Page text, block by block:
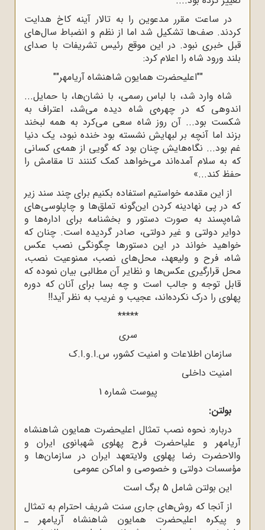
در ساعت مقرر مدعوین را به تالار آینه کاخ هدایت
کردند. صف‌ها تشکیل شد اما از نظم و انضباط سال‌های
قبل خبری نبود. در این موقع رئیس تشریفات با صدای
بلند ورود شاه را اعلام کرد:
""اعلیحضرت همایون شاهنشاه آریامهر""
شاه وارد شد، با لباس رسمی، با نشان‌ها، با حمایل...
اندوهی که در چهره‌ی شاه دیده می‌شد، اعتراف به
شکست بود... آن روز شاه سعی می‌کرد به همه لبخند
بزند اما آنچه بر لبهایش نشسته بود خنده نبود، یک دنیا
غم بود... نگاه‌هایش چنان بود که گویی از همه‌ی کسانی
که به سلام آمده‌اند می‌خواهد کمک کننند تا مقامش را
حفظ کند...»
از این مقدمه خواستیم استفاده بکنیم برای چند سند زیر
که در پی نهادینه کردن این‌گونه تملق‌ها و چاپلوسی‌های
شاه‌پسند به صورت دستور و بخشنامه برای اداره‌ها و
دوایر دولتی و غیر دولتی، صادر گردیده است. چنان که
خواهید خواند در این دستورها چگونگی نصب عکس
شاه، فرح و ولیعهد، محل‌های نصب، ممنوعیت نصب،
محل قرارگیری عکس‌ها و نظایر آن مطالبی بیان نموده که
قابل توجه و جالب است و چه بسا برای آنان که دوره
پهلوی را درک نکرده‌اند، عجیب و غریب به نظر آید!!
*****
سری
سازمان اطلاعات و امنیت کشور، س.ا.و.ا.ک
امنیت داخلی
پیوست شماره 1
بولتن:
درباره: نحوه نصب تمثال اعلیحضرت همایون شاهنشاه
آریامهر و علیاحضرت فرح پهلوی شهبانوی ایران و
والاحضرت رضا پهلوی ولایتعهد ایران در سازمان‌ها و
مؤسسات دولتی و خصوصی و اماکن عمومی
این بولتن شامل 5 برگ است
از آنجا که روش‌های جاری سنت شریف احترام به تمثال
و پیکره اعلیحضرت همایون شاهنشاه آریامهر ـ